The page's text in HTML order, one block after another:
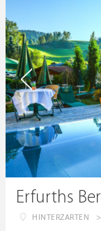
HINTERZARTEN >